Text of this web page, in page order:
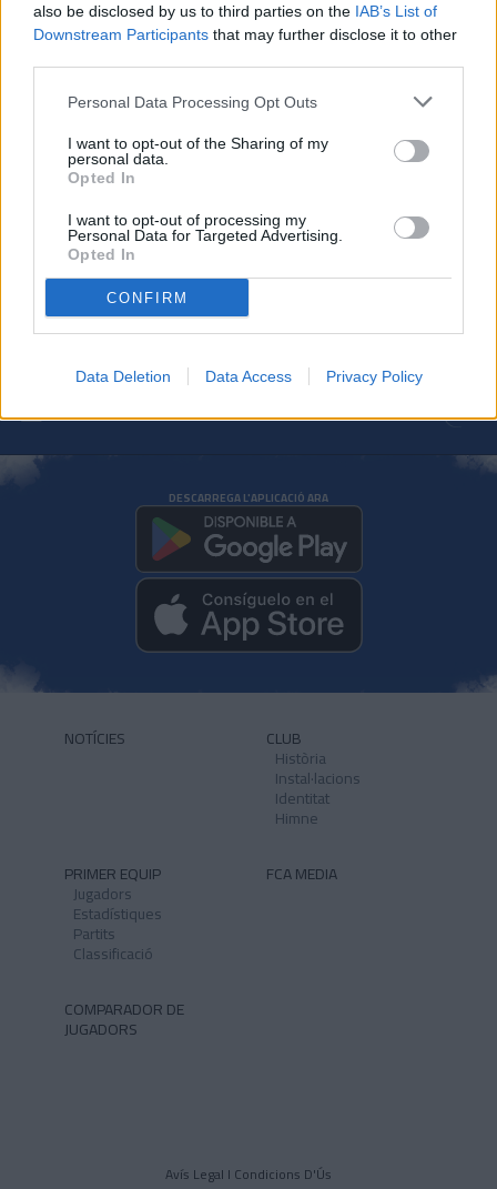
also be disclosed by us to third parties on the IAB’s List of
Downstream Participants that may further disclose it to other
Personal Data Processing Opt Outs
I want to opt-out of the Sharing of my
personal data.
Opted In
I want to opt-out of processing my
Personal Data for Targeted Advertising.
Opted In
CONFIRM
Data Deletion Data Access Privacy Policy
El partit de Festa Major tindrà
activitats a la prèvia i es podrà seguir
a peu de camp
CLUB
L'Andorra presenta el seu nou mallot
de ciclisme
Tot al vermell: l'Andorra presenta la
CLUB
DESCARREGA L'APLICACIÓ ARA
NOTÍCIES CLUB
Història
Instal·lacions
Identitat
Himne
PRIMER EQUIP
Jugadors
Estadístiques
Partits
Classificació
FCA MEDIA
COMPARADOR DE
JUGADORS
Avís Legal I Condicions D'Ús